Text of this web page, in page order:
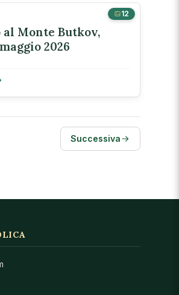
12
Monte Butkov,
2026
Successiva